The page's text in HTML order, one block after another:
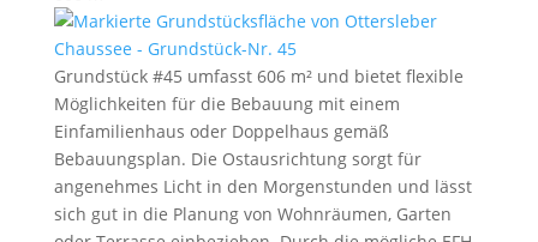
Grundstück #45 umfasst 606 m² und bietet flexible
Möglichkeiten für die Bebauung mit einem
Einfamilienhaus oder Doppelhaus gemäß
Bebauungsplan. Die Ostausrichtung sorgt für
angenehmes Licht in den Morgenstunden und lässt
sich gut in die Planung von Wohnräumen, Garten